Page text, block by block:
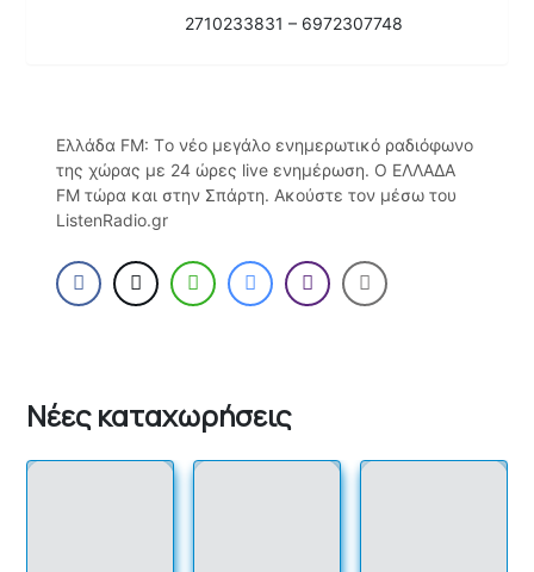
2710233831 – 6972307748
Ελλάδα FM: Τo νέο μεγάλο ενημερωτικό ραδιόφωνο
της χώρας με 24 ώρες live ενημέρωση. O ΕΛΛΑΔΑ
FM τώρα και στην Σπάρτη. Ακούστε τον μέσω του
ListenRadio.gr
Νέες καταχωρήσεις